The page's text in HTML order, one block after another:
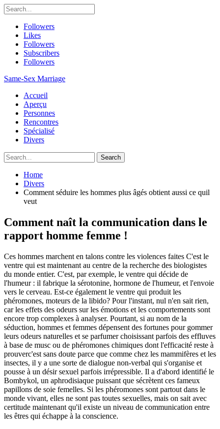
Followers
Likes
Followers
Subscribers
Followers
Same-Sex Marriage
Accueil
Aperçu
Personnes
Rencontres
Spécialisé
Divers
Home
Divers
Comment séduire les hommes plus âgés obtient aussi ce quil
veut
Comment naît la communication dans le
rapport homme femme !
Ces hommes marchent en talons contre les violences faites C'est le
ventre qui est maintenant au centre de la recherche des biologistes
du monde entier. C'est, par exemple, le ventre qui décide de
l'humeur : il fabrique la sérotonine, hormone de l'humeur, et l'envoie
vers le cerveau. Est-ce également le ventre qui produit les
phéromones, moteurs de la libido? Pour l'instant, nul n'en sait rien,
car les effets des odeurs sur les émotions et les comportements sont
encore trop complexes à analyser. Pourtant, si au nom de la
séduction, hommes et femmes dépensent des fortunes pour gommer
leurs odeurs naturelles et se parfumer choisissant parfois des effluves
à base de musc ou de phéromones chimiques dont l'efficacité reste à
prouverc'est sans doute parce que comme chez les mammifères et les
insectes, il y a une sorte de dialogue non-verbal qui s'organise et
pousse à un désir sexuel parfois irrépressible. Il a d'abord identifié le
Bombykol, un aphrodisiaque puissant que sécrètent ces fameux
papillons de soie femelles. Si les phéromones sont partout dans le
monde vivant, elles ne sont pas toutes sexuelles, mais on sait avec
certitude maintenant qu'il existe un niveau de communication entre
les êtres qui échappe à la conscience.